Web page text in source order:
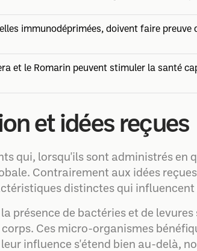
immunodéprimées, doivent faire preuve
et le Romarin peuvent stimuler la santé
et idées reçues
qui, lorsqu'ils sont administrés en
Contrairement aux idées
distinctes qui
présence de bactéries et de
Ces micro-organismes
influence s'étend bien au-delà,